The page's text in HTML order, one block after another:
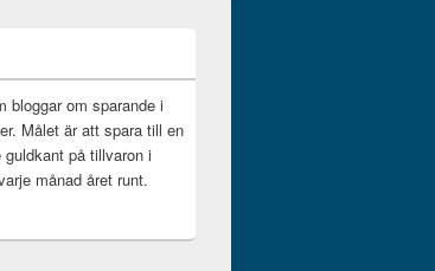
bloggar om sparande i
Målet är att spara till en
på tillvaron i
månad året runt.